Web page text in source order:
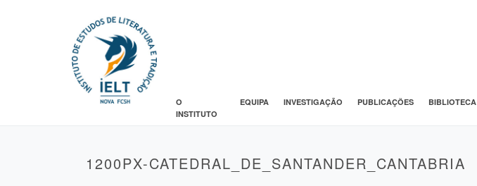
O
INSTITUTO
EQUIPA INVESTIGAÇÃO PUBLICAÇÕES BIBLIOTECA
1200PX-CATEDRAL_DE_SANTANDER_CANTABRIA